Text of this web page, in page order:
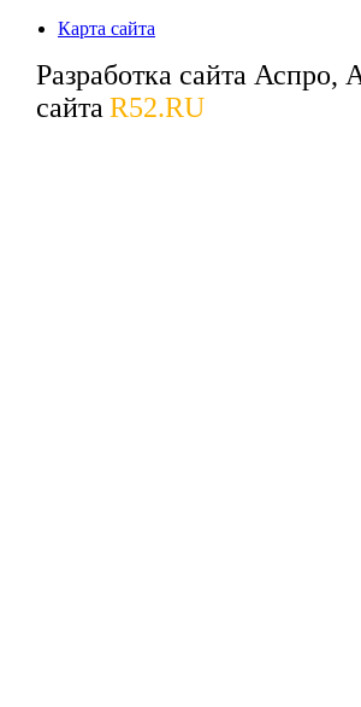
Карта сайта
Разработка сайта Аспро,
сайта R52.RU